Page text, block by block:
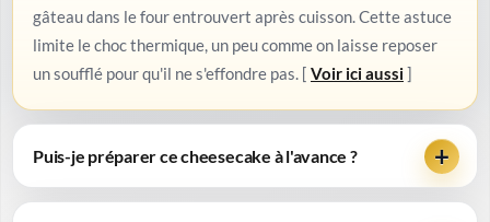
gâteau dans le four entrouvert après cuisson. Cette astuce
limite le choc thermique, un peu comme on laisse reposer
un soufflé pour qu'il ne s'effondre pas. [ Voir ici aussi]
Puis-je préparer ce cheesecake à l'avance ?